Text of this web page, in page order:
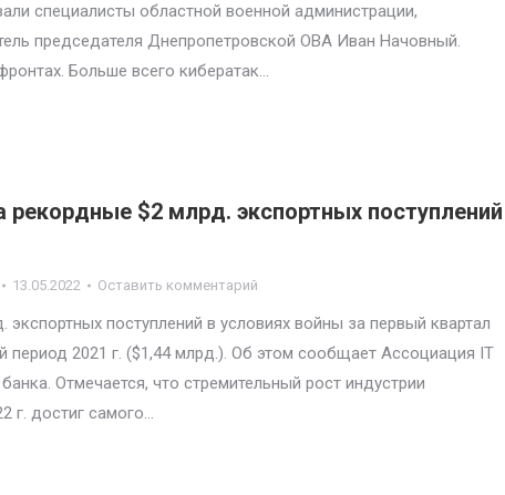
специалисты областной военной администрации,
председателя Днепропетровской ОВА Иван Начовный.
Больше всего кибератак…
рекордные $2 млрд. экспортных поступлений
13.05.2022 Оставить комментарий
поступлений в условиях войны за первый квартал
период 2021 г. ($1,44 млрд.). Об этом сообщает Ассоциация IT
Отмечается, что стремительный рост индустрии
г. достиг самого…